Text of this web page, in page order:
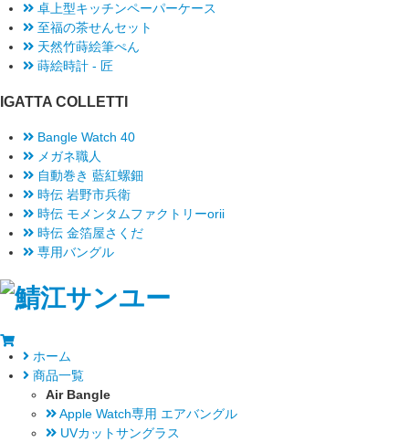
卓上型キッチンペーパーケース
至福の茶せんセット
天然竹蒔絵筆ぺん
蒔絵時計 - 匠
IGATTA COLLETTI
Bangle Watch 40
メガネ職人
自動巻き 藍紅螺鈿
時伝 岩野市兵衛
時伝 モメンタムファクトリーorii
時伝 金箔屋さくだ
専用バングル
ホーム
商品一覧
Air Bangle
Apple Watch専用 エアバングル
UVカットサングラス